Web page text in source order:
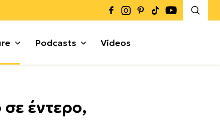
Γκρανόλες + Μπάρες
Podcasts Videos
έντερο,